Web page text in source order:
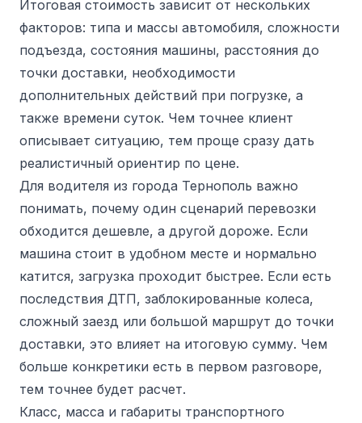
Итоговая стоимость зависит от нескольких
факторов: типа и массы автомобиля, сложности
подъезда, состояния машины, расстояния до
точки доставки, необходимости
дополнительных действий при погрузке, а
также времени суток. Чем точнее клиент
описывает ситуацию, тем проще сразу дать
реалистичный ориентир по цене.
Для водителя из города Тернополь важно
понимать, почему один сценарий перевозки
обходится дешевле, а другой дороже. Если
машина стоит в удобном месте и нормально
катится, загрузка проходит быстрее. Если есть
последствия ДТП, заблокированные колеса,
сложный заезд или большой маршрут до точки
доставки, это влияет на итоговую сумму. Чем
больше конкретики есть в первом разговоре,
тем точнее будет расчет.
Класс, масса и габариты транспортного